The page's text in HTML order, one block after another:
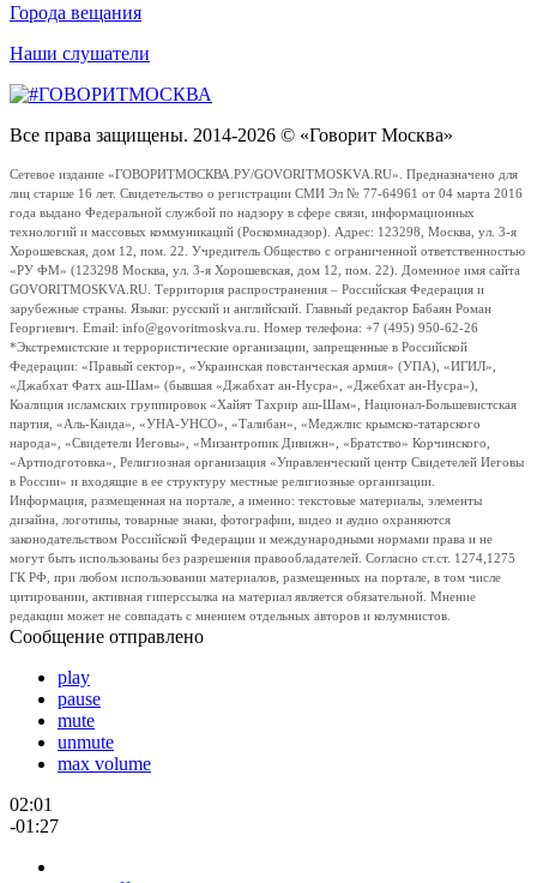
Города вещания
Наши слушатели
Все права защищены. 2014-2026 © «Говорит Москва»
Сетевое издание «ГОВОРИТМОСКВА.РУ/GOVORITMOSKVA.RU». Предназначено для
лиц старше 16 лет. Свидетельство о регистрации СМИ Эл № 77-64961 от 04 марта 2016
года выдано Федеральной службой по надзору в сфере связи, информационных
технологий и массовых коммуникаций (Роскомнадзор). Адрес: 123298, Москва, ул. 3-я
Хорошевская, дом 12, пом. 22. Учредитель Общество с ограниченной ответственностью
«РУ ФМ» (123298 Москва, ул. 3-я Хорошевская, дом 12, пом. 22). Доменное имя сайта
GOVORITMOSKVA.RU. Территория распространения – Российская Федерация и
зарубежные страны. Языки: русский и английский. Главный редактор Бабаян Роман
Георгиевич. Email: info@govoritmoskva.ru. Номер телефона: +7 (495) 950-62-26
*Экстремистские и террористические организации, запрещенные в Российской
Федерации: «Правый сектор», «Украинская повстанческая армия» (УПА), «ИГИЛ»,
«Джабхат Фатх аш-Шам» (бывшая «Джабхат ан-Нусра», «Джебхат ан-Нусра»),
Коалиция исламских группировок «Хайят Тахрир аш-Шам», Национал-Большевистская
партия, «Аль-Каида», «УНА-УНСО», «Талибан», «Меджлис крымско-татарского
народа», «Свидетели Иеговы», «Мизантропик Дивижн», «Братство» Корчинского,
«Артподготовка», Религиозная организация «Управленческий центр Свидетелей Иеговы
в России» и входящие в ее структуру местные религиозные организации.
Информация, размещенная на портале, а именно: текстовые материалы, элементы
дизайна, логотипы, товарные знаки, фотографии, видео и аудио охраняются
законодательством Российской Федерации и международными нормами права и не
могут быть использованы без разрешения правообладателей. Согласно ст.ст. 1274,1275
ГК РФ, при любом использовании материалов, размещенных на портале, в том числе
цитировании, активная гиперссылка на материал является обязательной. Мнение
редакции может не совпадать с мнением отдельных авторов и колумнистов.
Сообщение отправлено
play
pause
mute
unmute
max volume
02:01
-01:27